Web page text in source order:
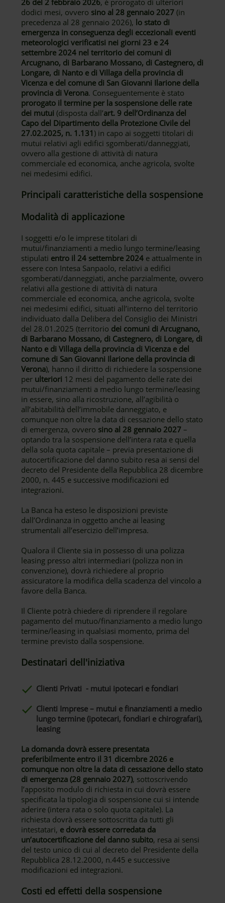
26 del 2 febbraio 2026, è prorogato di ulteriori
dodici mesi, ovvero sino al 28 gennaio 2027 (in
precedenza al 28 gennaio 2026), lo stato di
emergenza in conseguenza degli eccezionali eventi
meteorologici verificatisi nei giorni 23 e 24
settembre 2024 nel territorio dei comuni di
Arcugnano, di Barbarano Mossano, di Castegnero, di
Longare, di Nanto e di Villaga della provincia di
Vicenza e del comune di San Giovanni Ilarione della
provincia di Verona. Conseguentemente è stato
prorogato il termine per la sospensione delle rate
dei mutui (disposta dall’art. 9 dell’Ordinanza del
Capo del Dipartimento della Protezione Civile del
27.02.2025, n. 1.131 ) in capo ai soggetti titolari di
mutui relativi agli edifici sgomberati/danneggiati,
ovvero alla gestione di attività di natura
commerciale ed economica, anche agricola, svolte
nei medesimi edifici.
Principali caratteristiche della sospensione
Modalità di applicazione
I soggetti e/o le imprese titolari di
mutui/finanziamenti a medio lungo termine/leasing
stipulati entro il 24 settembre 2024 e attualmente in
essere con Intesa Sanpaolo, relativi a edifici
sgomberati/danneggiati, anche parzialmente, ovvero
relativi alla gestione di attività di natura
commerciale ed economica, anche agricola, svolte
nei medesimi edifici, situati all’interno del territorio
individuato dalla Delibera del Consiglio dei Ministri
del 28.01.2025 (territorio dei comuni di Arcugnano,
di Barbarano Mossano, di Castegnero, di Longare, di
Nanto e di Villaga della provincia di Vicenza e del
comune di San Giovanni Ilarione della provincia di
Verona), hanno il diritto di richiedere la sospensione
per ulteriori 12 mesi del pagamento delle rate dei
mutui/finanziamenti a medio lungo termine/leasing
in essere, sino alla ricostruzione, all’agibilità o
all’abitabilità dell’immobile danneggiato, e
comunque non oltre la data di cessazione dello stato
di emergenza, ovvero sino al 28 gennaio 2027 –
optando tra la sospensione dell’intera rata e quella
della sola quota capitale – previa presentazione di
autocertificazione del danno subito resa ai sensi del
decreto del Presidente della Repubblica 28 dicembre
2000, n. 445 e successive modificazioni ed
integrazioni.
La Banca ha esteso le disposizioni previste
dall’Ordinanza in oggetto anche ai leasing
strumentali all’esercizio dell’impresa.
Qualora il Cliente sia in possesso di una polizza
leasing presso altri intermediari (polizza non in
convenzione), dovrà richiedere al proprio
assicuratore la modifica della scadenza del vincolo a
favore della Banca.
Il Cliente potrà chiedere di riprendere il regolare
pagamento del mutuo/finanziamento a medio lungo
termine/leasing in qualsiasi momento, prima del
termine previsto dalla sospensione.
Destinatari dell'iniziativa
Clienti Privati - mutui ipotecari e fondiari
Clienti Imprese – mutui e finanziamenti a medio
lungo termine (ipotecari, fondiari e chirografari),
leasing
La domanda dovrà essere presentata
preferibilmente entro il 31 dicembre 2026 e
comunque non oltre la data di cessazione dello stato
di emergenza (28 gennaio 2027), sottoscrivendo
l’apposito modulo di richiesta in cui dovrà essere
specificata la tipologia di sospensione cui si intende
aderire (intera rata o solo quota capitale). La
richiesta dovrà essere sottoscritta da tutti gli
intestatari, e dovrà essere corredata da
un’autocertificazione del danno subito, resa ai sensi
del testo unico di cui al decreto del Presidente della
Repubblica 28.12.2000, n.445 e successive
modificazioni ed integrazioni.
Costi ed effetti della sospensione